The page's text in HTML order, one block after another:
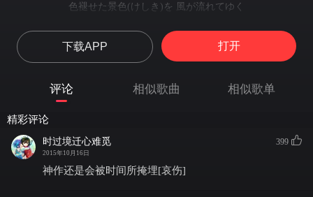
色褪せた景色(けしき)を 風が流れてゆく
思い出は そっと蘇(よみがえ)る
想念 悄悄苏醒
通(かよ)い慣(な)れた道 歩(あゆみ)進(すす)んでも 戻れない
熟悉的街道 再怎么走 也已经回不到过去
最初の嘘 最後の言葉
那天 许下的约定 早已破碎飘散
激しく儚(はかな)い 記憶の欠片(カケラ)
成了热烈而又渺茫的 记忆的残片
下载APP 打开
评论 相似歌曲 相似歌单
精彩评论
时过境迁心难觅
2015年10月16日
399
神作还是会被时间所掩埋[哀伤]